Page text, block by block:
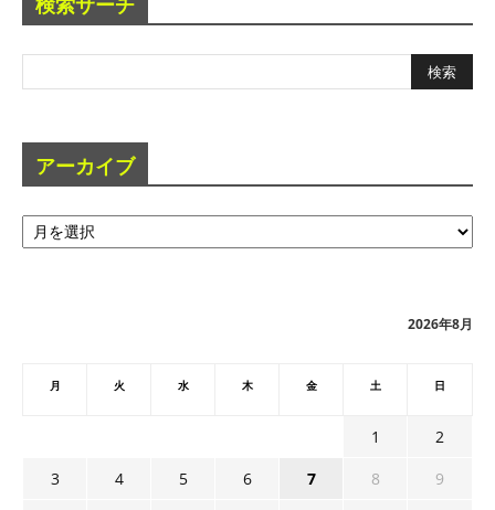
検索サーチ
アーカイブ
ア
ー
2026年8月
月 火 水 木 金 土 日
1
2
3
4 5 6 7 8
9